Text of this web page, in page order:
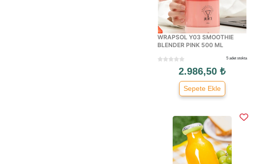
WRAPSOL Y03 SMOOTHIE
BLENDER PINK 500 ML
5 adet stokta
2.986,50 ₺
Sepete Ekle